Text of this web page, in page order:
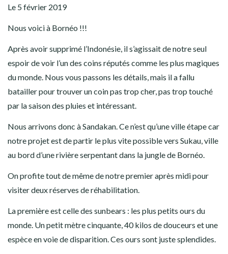
Le 5 février 2019
Nous voici à Bornéo !!!
Après avoir supprimé l’Indonésie, il s’agissait de notre seul
espoir de voir l’un des coins réputés comme les plus magiques
du monde. Nous vous passons les détails, mais il a fallu
batailler pour trouver un coin pas trop cher, pas trop touché
par la saison des pluies et intéressant.
Nous arrivons donc à Sandakan. Ce n’est qu’une ville étape car
notre projet est de partir le plus vite possible vers Sukau, ville
au bord d’une rivière serpentant dans la jungle de Bornéo.
On profite tout de même de notre premier après midi pour
visiter deux réserves de réhabilitation.
La première est celle des sunbears : les plus petits ours du
monde. Un petit mètre cinquante, 40 kilos de douceurs et une
espèce en voie de disparition. Ces ours sont juste splendides.